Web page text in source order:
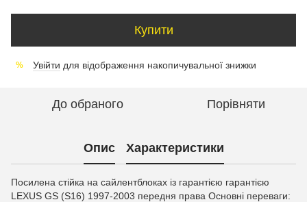
Купити
% Увійти для відображення накопичувальної знижки
До обраного Порівняти
Опис Характеристики
Посилена стійка на сайлентблоках із гарантією гарантією
LEXUS GS (S16) 1997-2003 передня права Основні переваги: